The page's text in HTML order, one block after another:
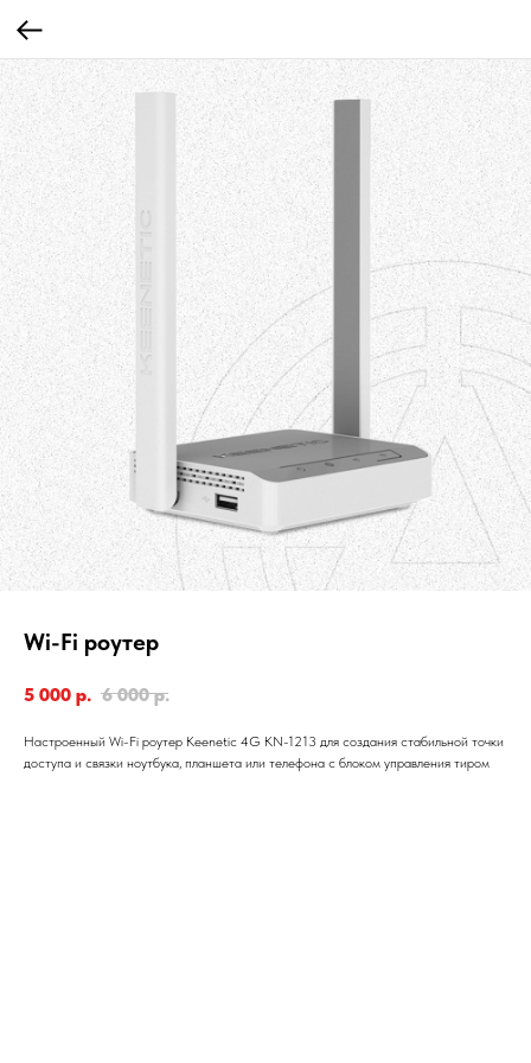
Wi-Fi роутер
5 000 р. 6 000 р.
Настроенный Wi-Fi роутер Keenetic 4G KN-1213 для создания стабильной точки
доступа и связки ноутбука, планшета или телефона с блоком управления тиром